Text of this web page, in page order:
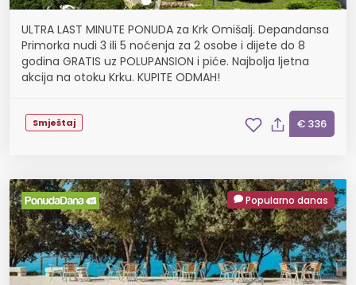
ULTRA LAST MINUTE PONUDA za Krk Omišalj. Depandansa
Primorka nudi 3 ili 5 noćenja za 2 osobe i dijete do 8
godina GRATIS uz POLUPANSION i piće. Najbolja ljetna
akcija na otoku Krku. KUPITE ODMAH!
Smještaj € 336
Popularno danas